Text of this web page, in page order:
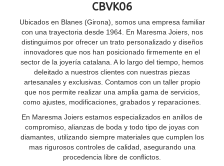
CBVK06
Ubicados en Blanes (Girona), somos una empresa familiar
con una trayectoria desde 1964. En Maresma Joiers, nos
distinguimos por ofrecer un trato personalizado y diseños
innovadores que nos han posicionado firmemente en el
sector de la joyería catalana. A lo largo del tiempo, hemos
deleitado a nuestros clientes con nuestras piezas
artesanales y exclusivas. Contamos con un taller propio
que nos permite realizar una amplia gama de servicios,
como ajustes, modificaciones, grabados y reparaciones.
En Maresma Joiers estamos especializados en anillos de
compromiso, alianzas de boda y todo tipo de joyas con
diamantes, utilizando siempre materiales que cumplen los
mas rigurosos controles de calidad, asegurando una
procedencia libre de conflictos.